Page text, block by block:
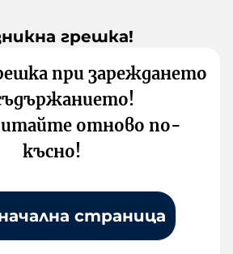
грешка!
при зареждането
отново по-
късно!
страница